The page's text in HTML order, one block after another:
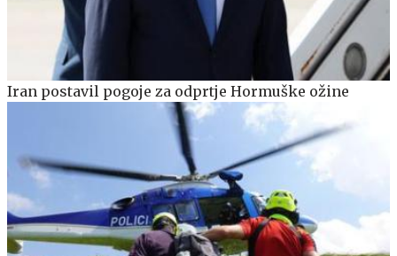
Iran postavil pogoje za odprtje Hormuške ožine